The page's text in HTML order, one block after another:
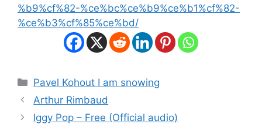
%b9%cf%82-%ce%bc%ce%b9%ce%b1%cf%82-
%ce%b3%cf%85%ce%bd/
Κατηγορίες
Pavel Kohout I am snowing
Arthur Rimbaud
Iggy Pop – Free (Official audio)